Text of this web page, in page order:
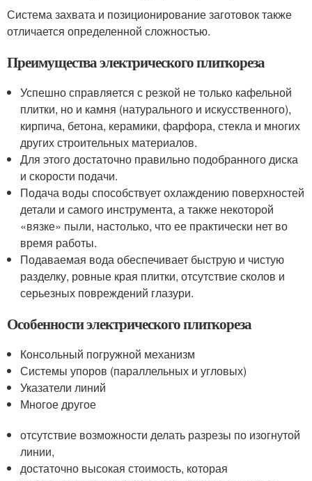
Система захвата и позиционирование заготовок также
отличается определенной сложностью.
Преимущества электрического плиткореза
Успешно справляется с резкой не только кафельной
плитки, но и камня (натурального и искусственного),
кирпича, бетона, керамики, фарфора, стекла и многих
других строительных материалов.
Для этого достаточно правильно подобранного диска
и скорости подачи.
Подача воды способствует охлаждению поверхностей
детали и самого инструмента, а также некоторой
«вязке» пыли, настолько, что ее практически нет во
время работы.
Подаваемая вода обеспечивает быструю и чистую
разделку, ровные края плитки, отсутствие сколов и
серьезных повреждений глазури.
Особенности электрического плиткореза
Консольный погружной механизм
Системы упоров (параллельных и угловых)
Указатели линий
Многое другое
отсутствие возможности делать разрезы по изогнутой
линии,
достаточно высокая стоимость, которая